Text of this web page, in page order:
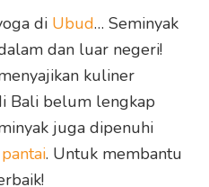
di Ubud… Seminyak
dan luar negeri!
kuliner
Bali belum lengkap
juga dipenuhi
pantai. Untuk membantu